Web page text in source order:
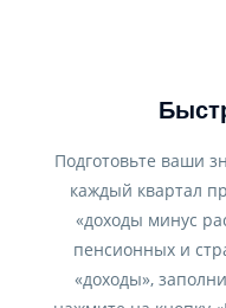
Подготовьте ваши
каждый квартал
«доходы минус
пенсионных и
«доходы»,